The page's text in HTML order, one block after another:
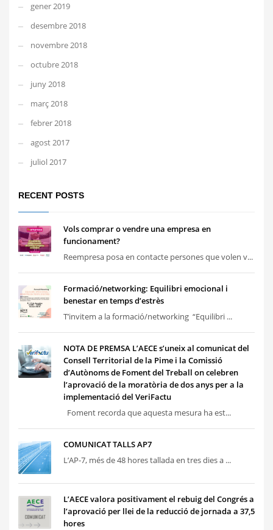
gener 2019
desembre 2018
novembre 2018
octubre 2018
juny 2018
març 2018
febrer 2018
agost 2017
juliol 2017
RECENT POSTS
Vols comprar o vendre una empresa en
funcionament?
Reempresa posa en contacte persones que volen v...
Formació/networking: Equilibri emocional i
benestar en temps d’estrès
T’invitem a la formació/networking “Equilibri ...
NOTA DE PREMSA L’AECE s’uneix al comunicat del
Consell Territorial de la Pime i la Comissió
d’Autònoms de Foment del Treball on celebren
l’aprovació de la moratòria de dos anys per a la
implementació del VeriFactu
Foment recorda que aquesta mesura ha est...
COMUNICAT TALLS AP7
L’AP-7, més de 48 hores tallada en tres dies a ...
L’AECE valora positivament el rebuig del Congrés a
l’aprovació per llei de la reducció de jornada a 37,5
hores